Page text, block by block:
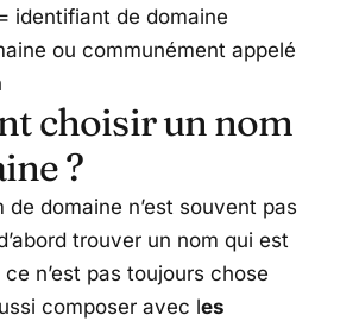
identifiant de domaine
ou communément appelé
choisir un nom
?
de domaine n’est souvent pas
trouver un nom qui est
n’est pas toujours chose
composer avec les